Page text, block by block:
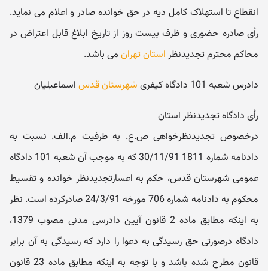
انقطاع تا استهلاک کامل دیه در حق خوانده صادر و اعلام می نماید.
رأی صادره حضوری و ظرف بیست روز از تاریخ ابلاغ قابل اعتراض در
محاکم محترم تجدیدنظر استان تهران می باشد.
دادرس شعبه 101 دادگاه کیفری شهرستان قدس اسماعیلیان
رأی دادگاه تجدیدنظر استان
درخصوص تجدیدنظرخواهی ص.ع. به طرفیت م.الف. نسبت به
دادنامه شماره 1811 30/11/91 که به موجب آن شعبه 101 دادگاه
عمومی شهرستان قدس، حکم به اعسارتجدیدنظر خوانده و تقسیط
محکوم به دادنامه شماره 706 مورخه 24/3/91 صادرکرده است. نظر
به اینکه مطابق ماده 2 قانون آیین دادرسی مدنی مصوب 1379،
دادگاه درصورتی حق رسیدگی به دعوا را دارد که رسیدگی به آن برابر
قانون مطرح شده باشد و با توجه به اینکه مطابق ماده 23 قانون